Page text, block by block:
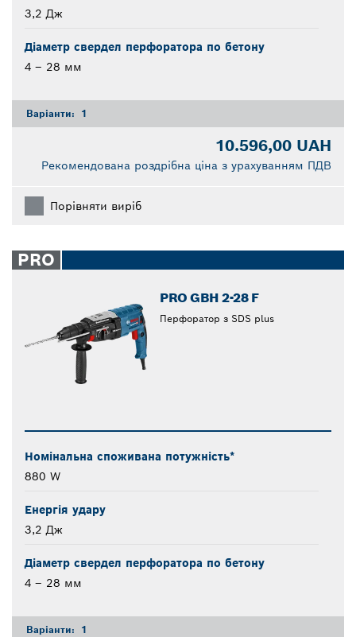
3,2 Дж
Діаметр свердел перфоратора по бетону
4 – 28 мм
Варіанти: 1
10.596,00 UAH
Рекомендована роздрібна ціна з урахуванням ПДВ
Порівняти виріб
PRO
PRO GBH 2-28 F
Перфоратор з SDS plus
Номінальна споживана потужність*
880 W
Енергія удару
3,2 Дж
Діаметр свердел перфоратора по бетону
4 – 28 мм
Варіанти: 1